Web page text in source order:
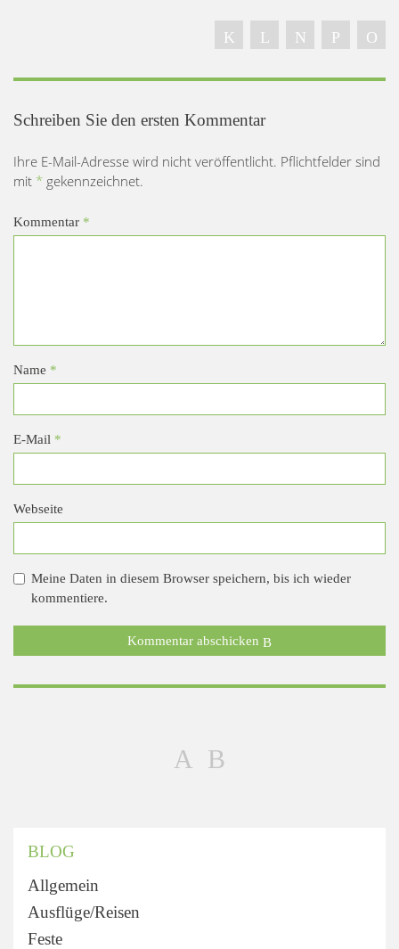
Schreiben Sie den ersten Kommentar
Ihre E-Mail-Adresse wird nicht veröffentlicht. Pflichtfelder sind
mit * gekennzeichnet.
Kommentar *
Name *
E-Mail *
Webseite
Meine Daten in diesem Browser speichern, bis ich wieder
kommentiere.
Kommentar abschicken
BLOG
Allgemein
Ausflüge/Reisen
Feste